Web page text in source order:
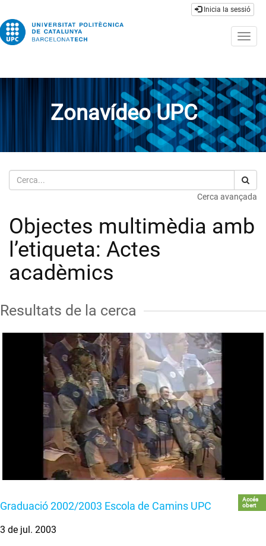
Inicia la sessió
Zonavídeo UPC
Cerca
Cerca avançada
Objectes multimèdia amb
l’etiqueta: Actes
acadèmics
Resultats de la cerca
Graduació 2002/2003 Escola de Camins UPC
Accés
obert
3 de jul. 2003